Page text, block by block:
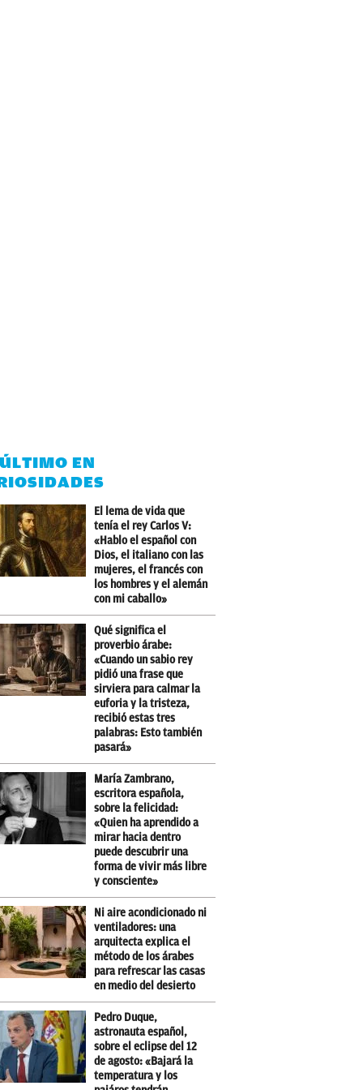
EN
El lema de vida que
tenía el rey Carlos V:
«Hablo el español con
Dios, el italiano con las
mujeres, el francés con
los hombres y el alemán
con mi caballo»
Qué significa el
proverbio árabe:
«Cuando un sabio rey
pidió una frase que
sirviera para calmar la
euforia y la tristeza,
recibió estas tres
palabras: Esto también
pasará»
María Zambrano,
escritora española,
sobre la felicidad:
«Quien ha aprendido a
mirar hacia dentro
puede descubrir una
forma de vivir más libre
y consciente»
Ni aire acondicionado ni
ventiladores: una
arquitecta explica el
método de los árabes
para refrescar las casas
en medio del desierto
Pedro Duque,
astronauta español,
sobre el eclipse del 12
de agosto: «Bajará la
temperatura y los